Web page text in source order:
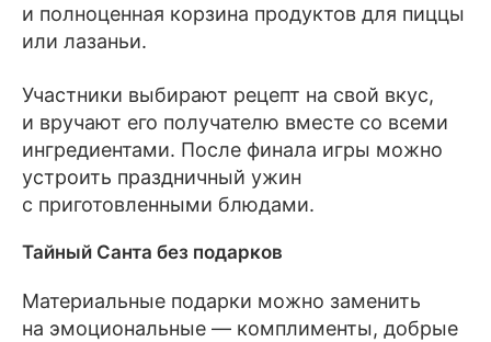
и полноценная корзина продуктов для пиццы
или лазаньи.
Участники выбирают рецепт на свой вкус,
и вручают его получателю вместе со всеми
ингредиентами. После финала игры можно
устроить праздничный ужин
с приготовленными блюдами.
Тайный Санта без подарков
Материальные подарки можно заменить
на эмоциональные — комплименты, добрые